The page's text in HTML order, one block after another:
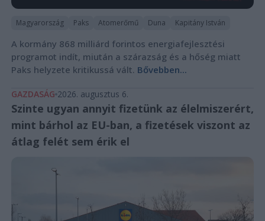
Magyarország Paks Atomerőmű Duna Kapitány István
A kormány 868 milliárd forintos energiafejlesztési
programot indít, miután a szárazság és a hőség miatt
Paks helyzete kritikussá vált. Bővebben...
GAZDASÁG 2026. augusztus 6.
Szinte ugyan annyit fizetünk az élelmiszerért,
mint bárhol az EU-ban, a fizetések viszont az
átlag felét sem érik el